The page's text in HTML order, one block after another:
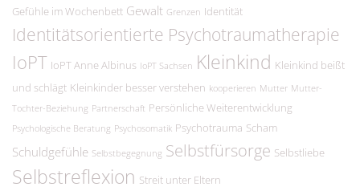
Gefühle im Wochenbett Gewalt Grenzen Identität
Identitätsorientierte Psychotraumatherapie
IoPT IoPT Anne Albinus IoPT Sachsen Kleinkind Kleinkind beißt
und schlägt Kleinkinder besser verstehen kooperieren Mutter Mutter-
Tochter-Beziehung Partnerschaft Persönliche Weiterentwicklung
Psychologische Beratung Psychosomatik Psychotrauma Scham
Schuldgefühle Selbstbegegnung Selbstfürsorge Selbstliebe
Selbstreflexion Streit unter Eltern